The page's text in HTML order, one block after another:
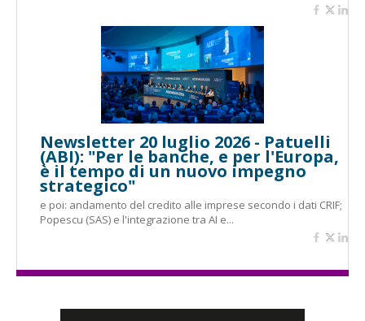
Newsletter 20 luglio 2026 - Patuelli
(ABI): "Per le banche, e per l'Europa,
è il tempo di un nuovo impegno
strategico"
e poi: andamento del credito alle imprese secondo i dati CRIF;
Popescu (SAS) e l'integrazione tra AI e...